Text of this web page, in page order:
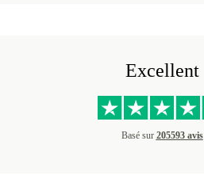
Excellent
Basé sur 205593 avis